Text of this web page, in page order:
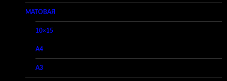
МАТОВАЯ
10×15
A4
A3